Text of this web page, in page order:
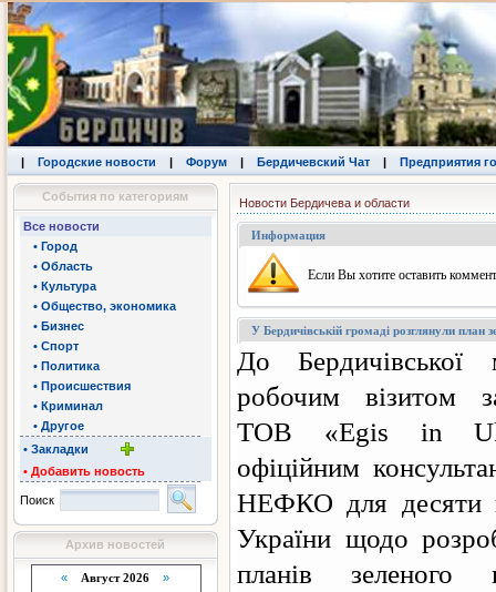
| Городские новости | Форум | Бердичевский Чат | Предприятия
События по категориям
Все новости
• Город
• Область
• Культура
• Общество, экономика
• Бизнес
• Спорт
• Политика
• Происшествия
• Криминал
• Другое
• Закладки
• Добавить новость
Поиск
Архив новостей
« Август 2026»
Новости Бердичева и области
Информация
Eсли Вы хотите оставить
У Бердичівській громаді розглянули план
До Бердичівської
робочим візитом
ТОВ «Egis in
офіційним
НЕФКО для десяти
України щодо
планів зеленого